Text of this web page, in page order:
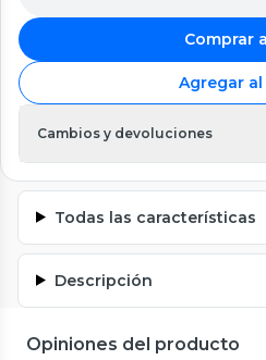
Comprar
Agregar
Cambios y devoluciones
Todas las características
Descripción
Opiniones del producto